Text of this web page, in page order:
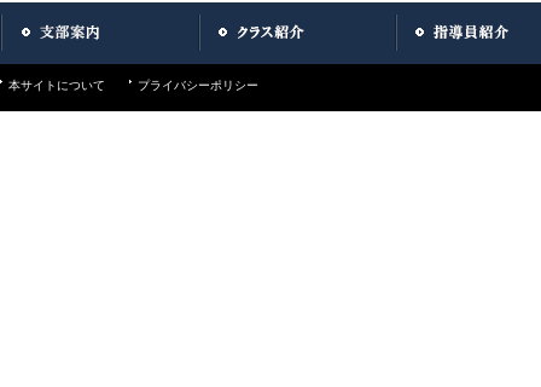
本サイトについて プライバシーポリシー